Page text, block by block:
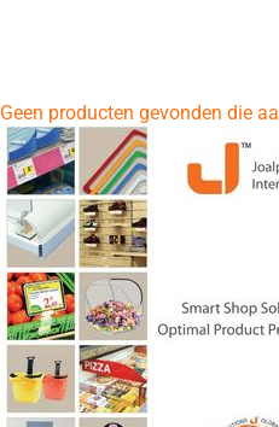
Geen producten gevonden die